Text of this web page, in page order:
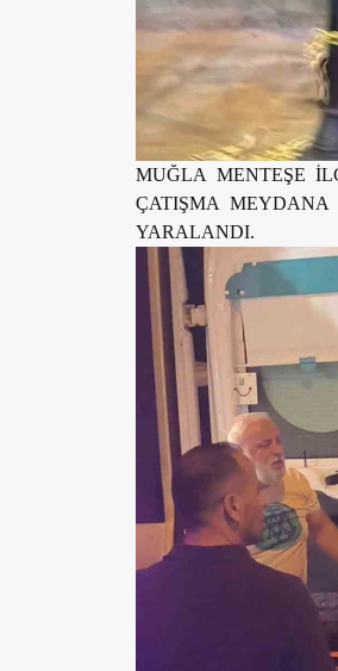
MUĞLA MENTEŞE
ÇATIŞMA
YARALANDI.